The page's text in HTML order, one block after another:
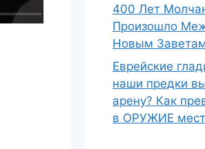
400 Лет
Произошло
Новым
Еврейские
наши предки
арену? Как
в ОРУЖИЕ